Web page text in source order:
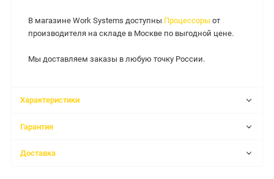
В магазине Work Systems доступны Процессоры от
производителя на складе в Москве по выгодной цене.
Мы доставляем заказы в любую точку России.
Характеристики
Гарантия
Доставка